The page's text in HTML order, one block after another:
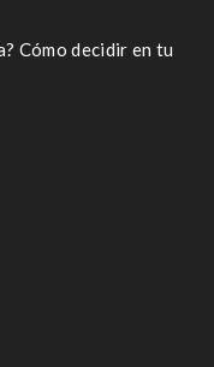
Cómo decidir en tu